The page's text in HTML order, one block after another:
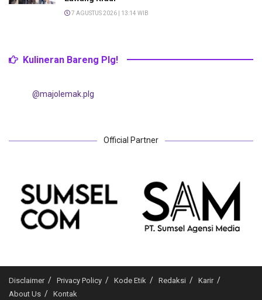
7 AGUSTUS 2026 | 13:14 WIB
Kulineran Bareng Plg!
@majolemak.plg
Official Partner
Disclaimer Privacy Policy Kode Etik Redaksi
Karir
About Us
Kontak